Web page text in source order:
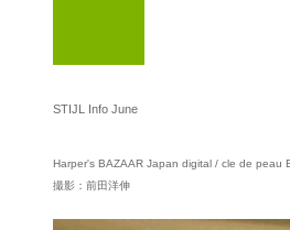
STIJL Info June
Harper's BAZAAR Japan digital / cle de peau
撮影：前田洋伸